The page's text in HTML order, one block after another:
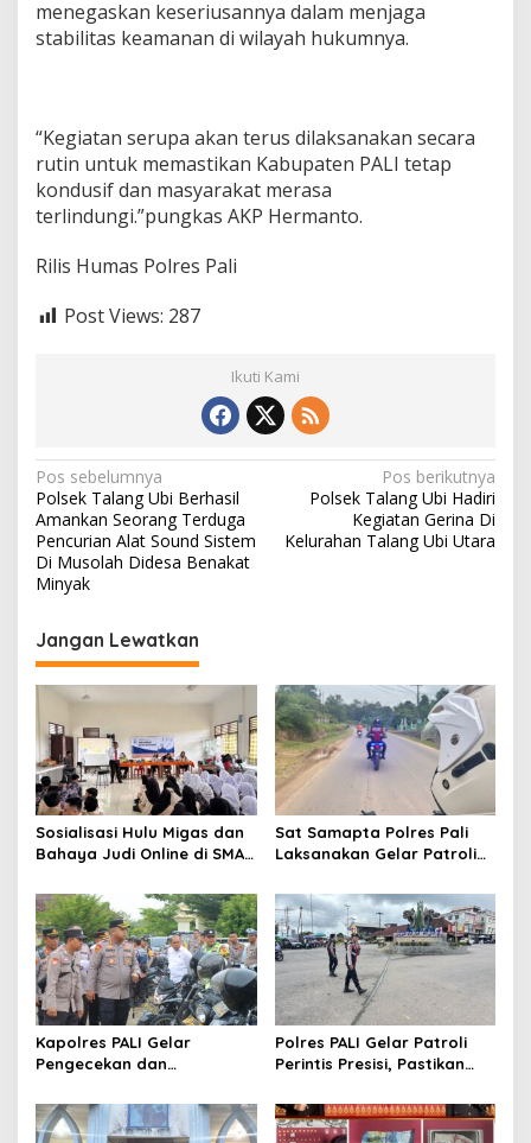
menegaskan keseriusannya dalam menjaga
stabilitas keamanan di wilayah hukumnya.
“Kegiatan serupa akan terus dilaksanakan secara
rutin untuk memastikan Kabupaten PALI tetap
kondusif dan masyarakat merasa
terlindungi.”pungkas AKP Hermanto.
Rilis Humas Polres Pali
Post Views: 287
Ikuti Kami
N
a
v
i
a
s
p
o
s
Pos sebelumnya
Polsek Talang Ubi Berhasil
Amankan Seorang Terduga
Pencurian Alat Sound Sistem
Di Musolah Didesa Benakat
Minyak
Pos berikutnya
Polsek Talang Ubi Hadiri
Kegiatan Gerina Di
Kelurahan Talang Ubi Utara
Jangan Lewatkan
Sosialisasi Hulu Migas dan
Bahaya Judi Online di SMAN
Sat Samapta Polres Pali
Laksanakan Gelar Patroli
Keamanan Wilayah Hukum
Polres Pali
Kapolres PALI Gelar
Pengecekan dan
Dinas,Tegaskan Kesiapan
Operasional 2025
Polres PALI Gelar Patroli
Perintis Presisi, Pastikan
Terkendali di Simpang Lima
Pendopo